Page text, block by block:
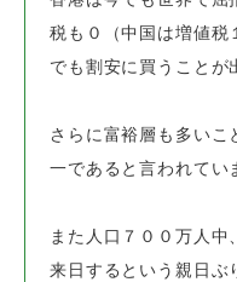
税も０（中国は増値税
でも割安に買うことが
さらに富裕層も多いこ
一であると言われてい
また人口７００万人中
来日するという親日ぶ